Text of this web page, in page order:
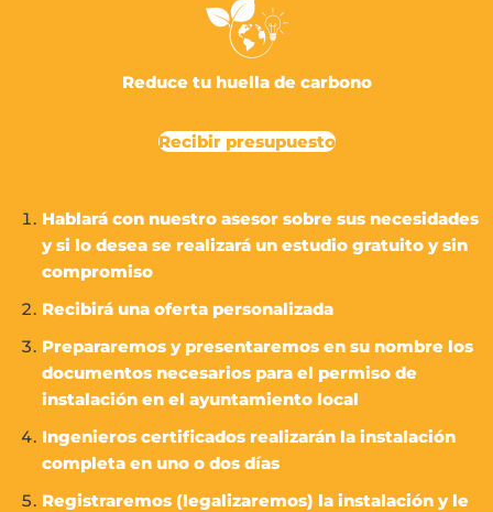
Reduce tu huella de carbono
Recibir presupuesto
Hablará con nuestro asesor sobre sus necesidades
y si lo desea se realizará un estudio gratuito y sin
compromiso
Recibirá una oferta personalizada
Prepararemos y presentaremos en su nombre los
documentos necesarios para el permiso de
instalación en el ayuntamiento local
Ingenieros certificados realizarán la instalación
completa en uno o dos días
Registraremos (legalizaremos) la instalación y le